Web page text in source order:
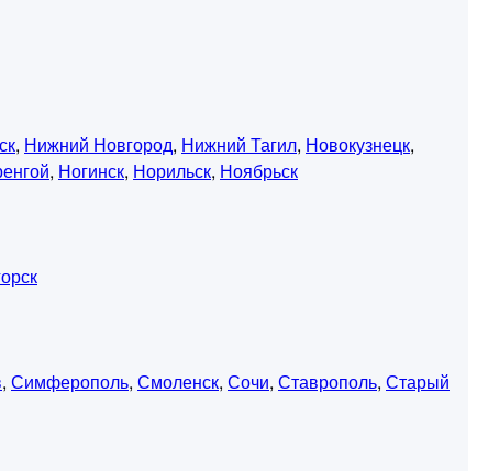
, Нижний Новгород, Нижний Тагил, Новокузнецк,
, Ногинск, Норильск, Ноябрьск
, Симферополь, Смоленск, Сочи, Ставрополь, Старый